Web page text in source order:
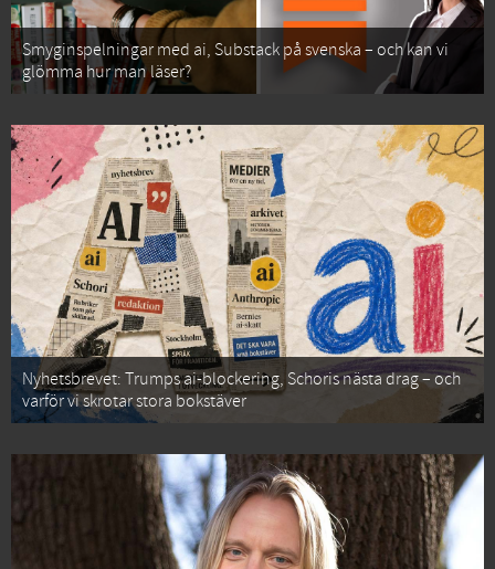
Smyginspelningar med ai, Substack på svenska – och kan vi
glömma hur man läser?
Nyhetsbrevet: Trumps ai-blockering, Schoris nästa drag – och
varför vi skrotar stora bokstäver